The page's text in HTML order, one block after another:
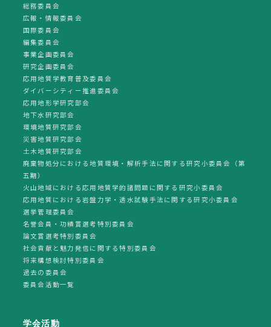
総務委員会
広報・情報委員会
国際委員会
編集委員会
事業企画委員会
研究企画委員会
応用地質学教育普及委員会
ダイバーシティー推進委員会
応用地形学研究部会
地下水研究部会
環境地質研究部会
災害地質研究部会
土木地質研究部会
廃棄物処分における地質環境・解析手法に関する研究小委員会（第
五期）
火山地域における応用地質学的諸問題に関する研究小委員会
応用地質における岩盤力学・透水試験手法に関する研究小委員会
選挙管理委員会
名誉会員・功績賞選考特別委員会
論文賞選考特別委員会
社会貢献と魅力発信に関する特別委員会
将来構想検討特別委員会
過去の委員会
委員会活動一覧
学会活動